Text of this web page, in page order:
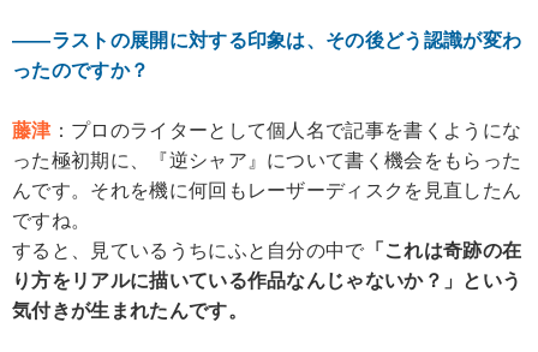
――ラストの展開に対する印象は、その後どう認識が変わ
ったのですか？
藤津 ：プロのライターとして個人名で記事を書くようにな
った極初期に、『逆シャア』について書く機会をもらった
んです。それを機に何回もレーザーディスクを見直したん
ですね。
すると、見ているうちにふと自分の中で 「これは奇跡の在
り方をリアルに描いている作品なんじゃないか？」という
気付きが生まれたんです。